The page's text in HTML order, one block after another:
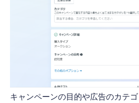
キャンペーンの目的や広告のカテ